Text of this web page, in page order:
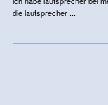
die lautsprecher ...